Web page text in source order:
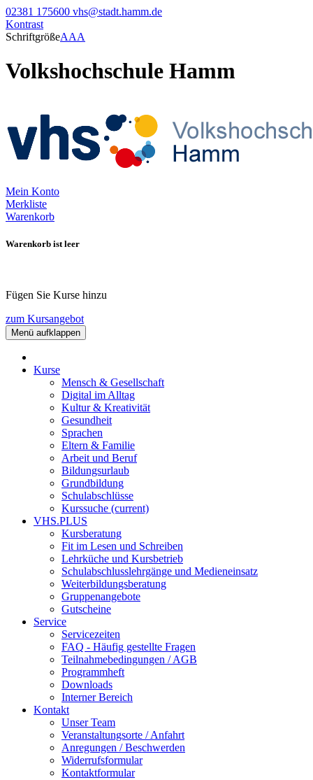
02381 175600 vhs@stadt.hamm.de
Kontrast
SchriftgrößeAAA
Volkshochschule Hamm
Mein Konto
Merkliste
Warenkorb
Warenkorb ist leer
Fügen Sie Kurse hinzu
zum Kursangebot
Menü aufklappen
Kurse
Mensch & Gesellschaft
Digital im Alltag
Kultur & Kreativität
Gesundheit
Sprachen
Eltern & Familie
Arbeit und Beruf
Bildungsurlaub
Grundbildung
Schulabschlüsse
Kurssuche (current)
VHS.PLUS
Kursberatung
Fit im Lesen und Schreiben
Lehrküche und Kursbetrieb
Schulabschlusslehrgänge und Medieneinsatz
Weiterbildungsberatung
Gruppenangebote
Gutscheine
Service
Servicezeiten
FAQ - Häufig gestellte Fragen
Teilnahmebedingungen / AGB
Programmheft
Downloads
Interner Bereich
Kontakt
Unser Team
Veranstaltungsorte / Anfahrt
Anregungen / Beschwerden
Widerrufsformular
Kontaktformular